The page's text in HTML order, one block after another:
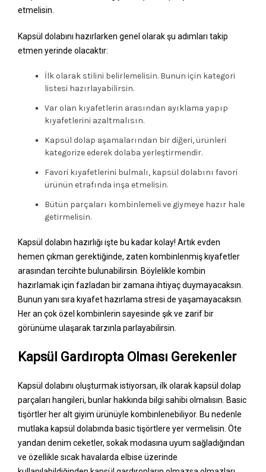
etmelisin.
Kapsül dolabını hazırlarken genel olarak şu adımları takip
etmen yerinde olacaktır:
İlk olarak stilini belirlemelisin. Bunun için kategori
listesi hazırlayabilirsin.
Var olan kıyafetlerin arasından ayıklama yapıp
kıyafetlerini azaltmalısın.
Kapsül dolap aşamalarından bir diğeri, ürünleri
kategorize ederek dolaba yerleştirmendir.
Favori kıyafetlerini bulmalı, kapsül dolabını favori
ürünün etrafında inşa etmelisin.
Bütün parçaları kombinlemeli ve giymeye hazır hale
getirmelisin.
Kapsül dolabın hazırlığı işte bu kadar kolay! Artık evden
hemen çıkman gerektiğinde, zaten kombinlenmiş kıyafetler
arasından tercihte bulunabilirsin. Böylelikle kombin
hazırlamak için fazladan bir zamana ihtiyaç duymayacaksın.
Bunun yanı sıra kıyafet hazırlama stresi de yaşamayacaksın.
Her an çok özel kombinlerin sayesinde şık ve zarif bir
görünüme ulaşarak tarzınla parlayabilirsin.
Kapsül Gardıropta Olması Gerekenler
Kapsül dolabını oluşturmak istiyorsan, ilk olarak kapsül dolap
parçaları hangileri, bunlar hakkında bilgi sahibi olmalısın. Basic
tişörtler her alt giyim ürünüyle kombinlenebiliyor. Bu nedenle
mutlaka kapsül dolabında basic tişörtlere yer vermelisin. Öte
yandan denim ceketler, sokak modasına uyum sağladığından
ve özellikle sıcak havalarda elbise üzerinde